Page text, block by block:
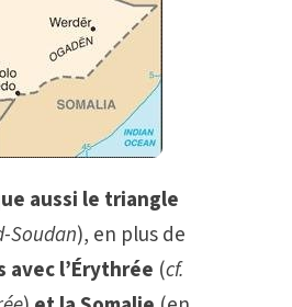
aussi le triangle
Soudan), en plus de
l’Érythrée (cf.